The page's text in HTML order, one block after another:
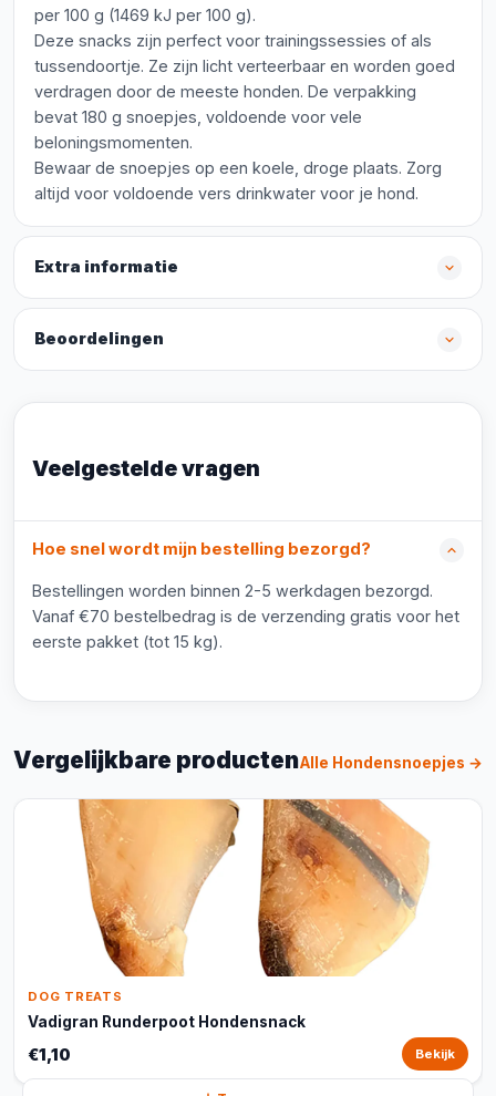
per 100 g (1469 kJ per 100 g).
Deze snacks zijn perfect voor trainingssessies of als
tussendoortje. Ze zijn licht verteerbaar en worden goed
verdragen door de meeste honden. De verpakking
bevat 180 g snoepjes, voldoende voor vele
beloningsmomenten.
Bewaar de snoepjes op een koele, droge plaats. Zorg
altijd voor voldoende vers drinkwater voor je hond.
Extra informatie
Beoordelingen
Veelgestelde vragen
Hoe snel wordt mijn bestelling bezorgd?
Bestellingen worden binnen 2-5 werkdagen bezorgd.
Vanaf €70 bestelbedrag is de verzending gratis voor het
eerste pakket (tot 15 kg).
Vergelijkbare productenAlle Hondensnoepjes →
DOG TREATS
Vadigran Runderpoot Hondensnack
€1,10 Bekijk